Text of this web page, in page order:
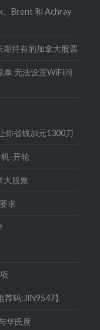
、Brent 和 Achray
期持有的加拿大股票
无法设置WiFi问
你省钱加元1300刀
-开轮
大股票
求
码:JIN9547】
华氏度